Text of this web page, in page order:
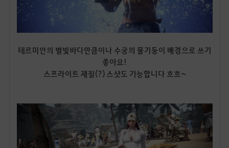
테르미안의 별빛바다만큼이나 수궁의 물기둥이 배경으로 쓰기
좋아요!
스프라이트 재질(?) 스샷도 가능합니다 흐흐~